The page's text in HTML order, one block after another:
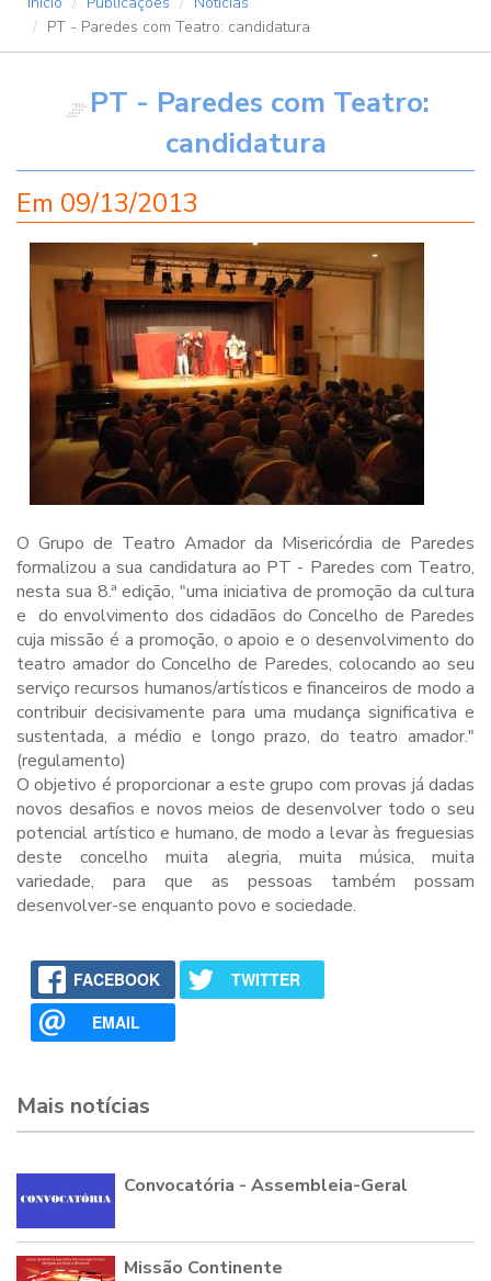
PT - Paredes com Teatro: candidatura
PT - Paredes com Teatro:
candidatura
Em 09/13/2013
O Grupo de Teatro Amador da Misericórdia de Paredes
formalizou a sua candidatura ao PT - Paredes com Teatro,
nesta sua 8.ª edição, "uma iniciativa de promoção da cultura
e do envolvimento dos cidadãos do Concelho de Paredes
cuja missão é a promoção, o apoio e o desenvolvimento do
teatro amador do Concelho de Paredes, colocando ao seu
serviço recursos humanos/artísticos e financeiros de modo a
contribuir decisivamente para uma mudança significativa e
sustentada, a médio e longo prazo, do teatro amador."
(regulamento)
O objetivo é proporcionar a este grupo com provas já dadas
novos desafios e novos meios de desenvolver todo o seu
potencial artístico e humano, de modo a levar às freguesias
deste concelho muita alegria, muita música, muita
variedade, para que as pessoas também possam
desenvolver-se enquanto povo e sociedade.
FACEBOOK
TWITTER
EMAIL
Mais notícias
Convocatória - Assembleia-Geral
Missão Continente